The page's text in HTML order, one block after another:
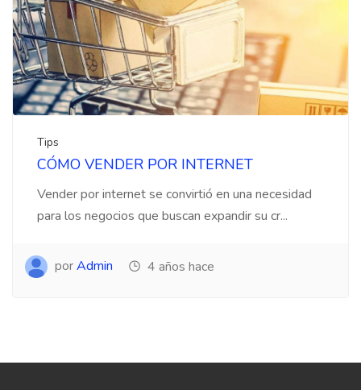
Tips
CÓMO VENDER POR INTERNET
Vender por internet se convirtió en una necesidad
para los negocios que buscan expandir su cr...
porAdmin 4 años hace